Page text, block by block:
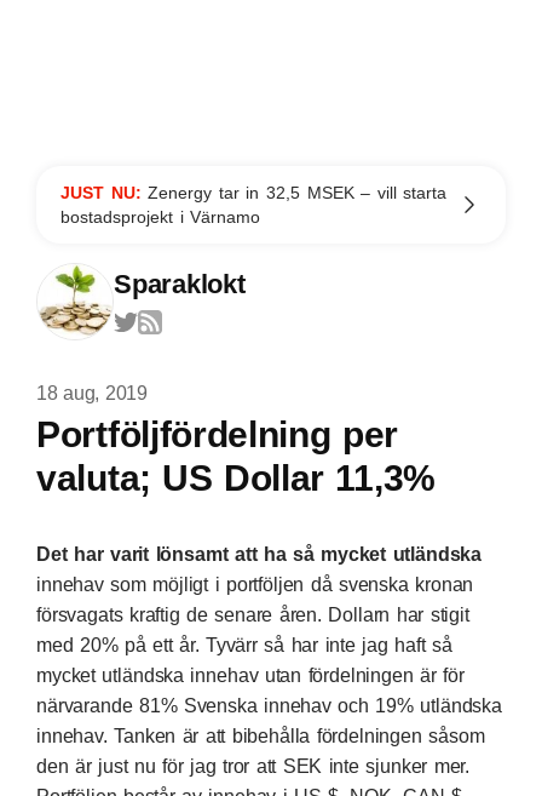
JUST NU:Zenergy tar in 32,5 MSEK – vill starta
bostadsprojekt i Värnamo
Sparaklokt
18 aug, 2019
Portföljfördelning per
valuta; US Dollar 11,3%
Det har varit lönsamt att ha så mycket utländska
innehav som möjligt i portföljen då svenska kronan
försvagats kraftig de senare åren. Dollarn har stigit
med 20% på ett år. Tyvärr så har inte jag haft så
mycket utländska innehav utan fördelningen är för
närvarande 81% Svenska innehav och 19% utländska
innehav. Tanken är att bibehålla fördelningen såsom
den är just nu för jag tror att SEK inte sjunker mer.